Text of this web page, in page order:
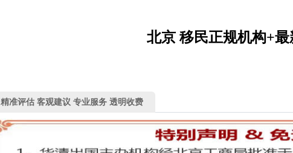
北京 移民正规机构+
精准评估 客观建议 专业服务 透明收费